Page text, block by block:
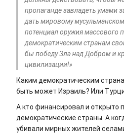
пропаганде завладеть умами
дать мировому
потенциал оружия массового
демократическим странам
бы победу Зла над Добром и
цивилизации!»
Каким демократическим
быть может Израиль? Или
А кто финансировал и открыто
демократические страны. А
убивали мирных жителей